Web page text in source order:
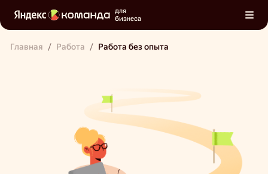
для
бизнеса
Главная / Работа / Работа без опыта